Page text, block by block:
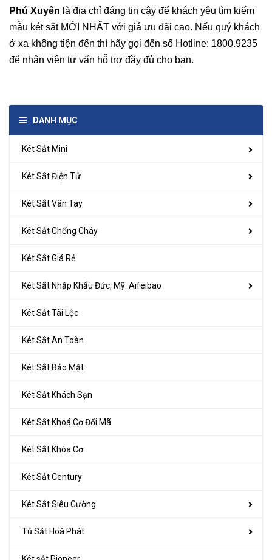
Phú Xuyên là địa chỉ đáng tin cậy để khách yêu tìm kiếm
mẫu két sắt MỚI NHẤT với giá ưu đãi cao. Nếu quý khách
ở xa không tiện đến thì hãy gọi đến số Hotline: 1800.9235
để nhân viên tư vấn hỗ trợ đầy đủ cho bạn.
DANH MỤC
Két Sắt Mini
Két Sắt Điện Tử
Két Sắt Vân Tay
Két Sắt Chống Cháy
Két Sắt Giá Rẻ
Két Sắt Nhập Khẩu Đức, Mỹ. Aifeibao
Két Sắt Tài Lộc
Két Sắt An Toàn
Két Sắt Bảo Mật
Két Sắt Khách Sạn
Két Sắt Khoá Cơ Đổi Mã
Két Sắt Khóa Cơ
Két Sắt Century
Két Sắt Siêu Cường
Tủ Sắt Hoà Phát